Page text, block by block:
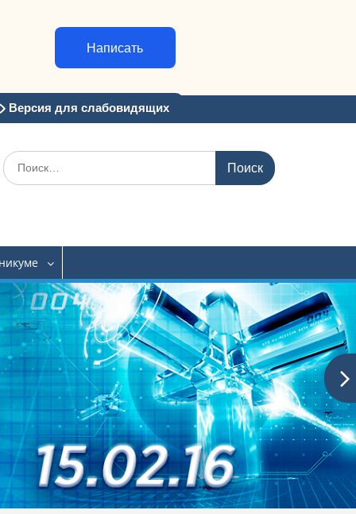
Написать
Версия для слабовидящих
Искать: